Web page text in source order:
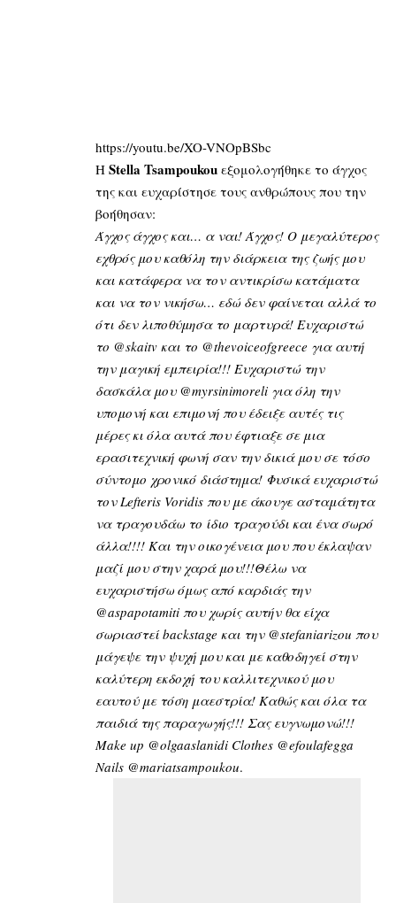
https://youtu.be/XO-VNOpBSbc
Η Stella Tsampoukou εξομολογήθηκε το άγχος
της και ευχαρίστησε τους ανθρώπους που την
βοήθησαν:
Άγχος άγχος και… α ναι! Άγχος! Ο μεγαλύτερος
εχθρός μου καθόλη την διάρκεια της ζωής μου
και κατάφερα να τον αντικρίσω κατάματα
και να τον νικήσω… εδώ δεν φαίνεται αλλά το
ότι δεν λιποθύμησα το μαρτυρά! Ευχαριστώ
το @skaitv και το @thevoiceofgreece για αυτή
την μαγική εμπειρία!!! Ευχαριστώ την
δασκάλα μου @myrsinimoreli για όλη την
υπομονή και επιμονή που έδειξε αυτές τις
μέρες κι όλα αυτά που έφτιαξε σε μια
ερασιτεχνική φωνή σαν την δικιά μου σε τόσο
σύντομο χρονικό διάστημα! Φυσικά ευχαριστώ
τον Lefteris Voridis που με άκουγε ασταμάτητα
να τραγουδάω το ίδιο τραγούδι και ένα σωρό
άλλα!!!! Και την οικογένεια μου που έκλαψαν
μαζί μου στην χαρά μου!!!Θέλω να
ευχαριστήσω όμως από καρδιάς την
@aspapotamiti που χωρίς αυτήν θα είχα
σωριαστεί backstage και την @stefaniarizou που
μάγεψε την ψυχή μου και με καθοδηγεί στην
καλύτερη εκδοχή του καλλιτεχνικού μου
εαυτού με τόση μαεστρία! Καθώς και όλα τα
παιδιά της παραγωγής!!! Σας ευγνωμονώ!!!
Make up @olgaaslanidi Clothes @efoulafegga
Nails @mariatsampoukou.